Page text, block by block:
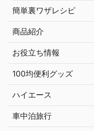
簡単裏ワザレシピ
商品紹介
お役立ち情報
100均便利グッズ
ハイエース
車中泊旅行